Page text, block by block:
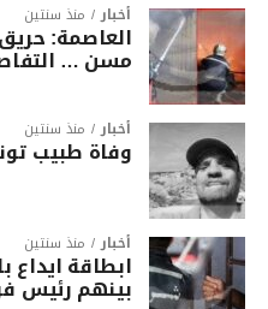
أخبار منذ سنتين
العاصمة:
مسن …
أخبار منذ سنتين
وفاة طبيب
أخبار منذ سنتين
بينهم رئيس